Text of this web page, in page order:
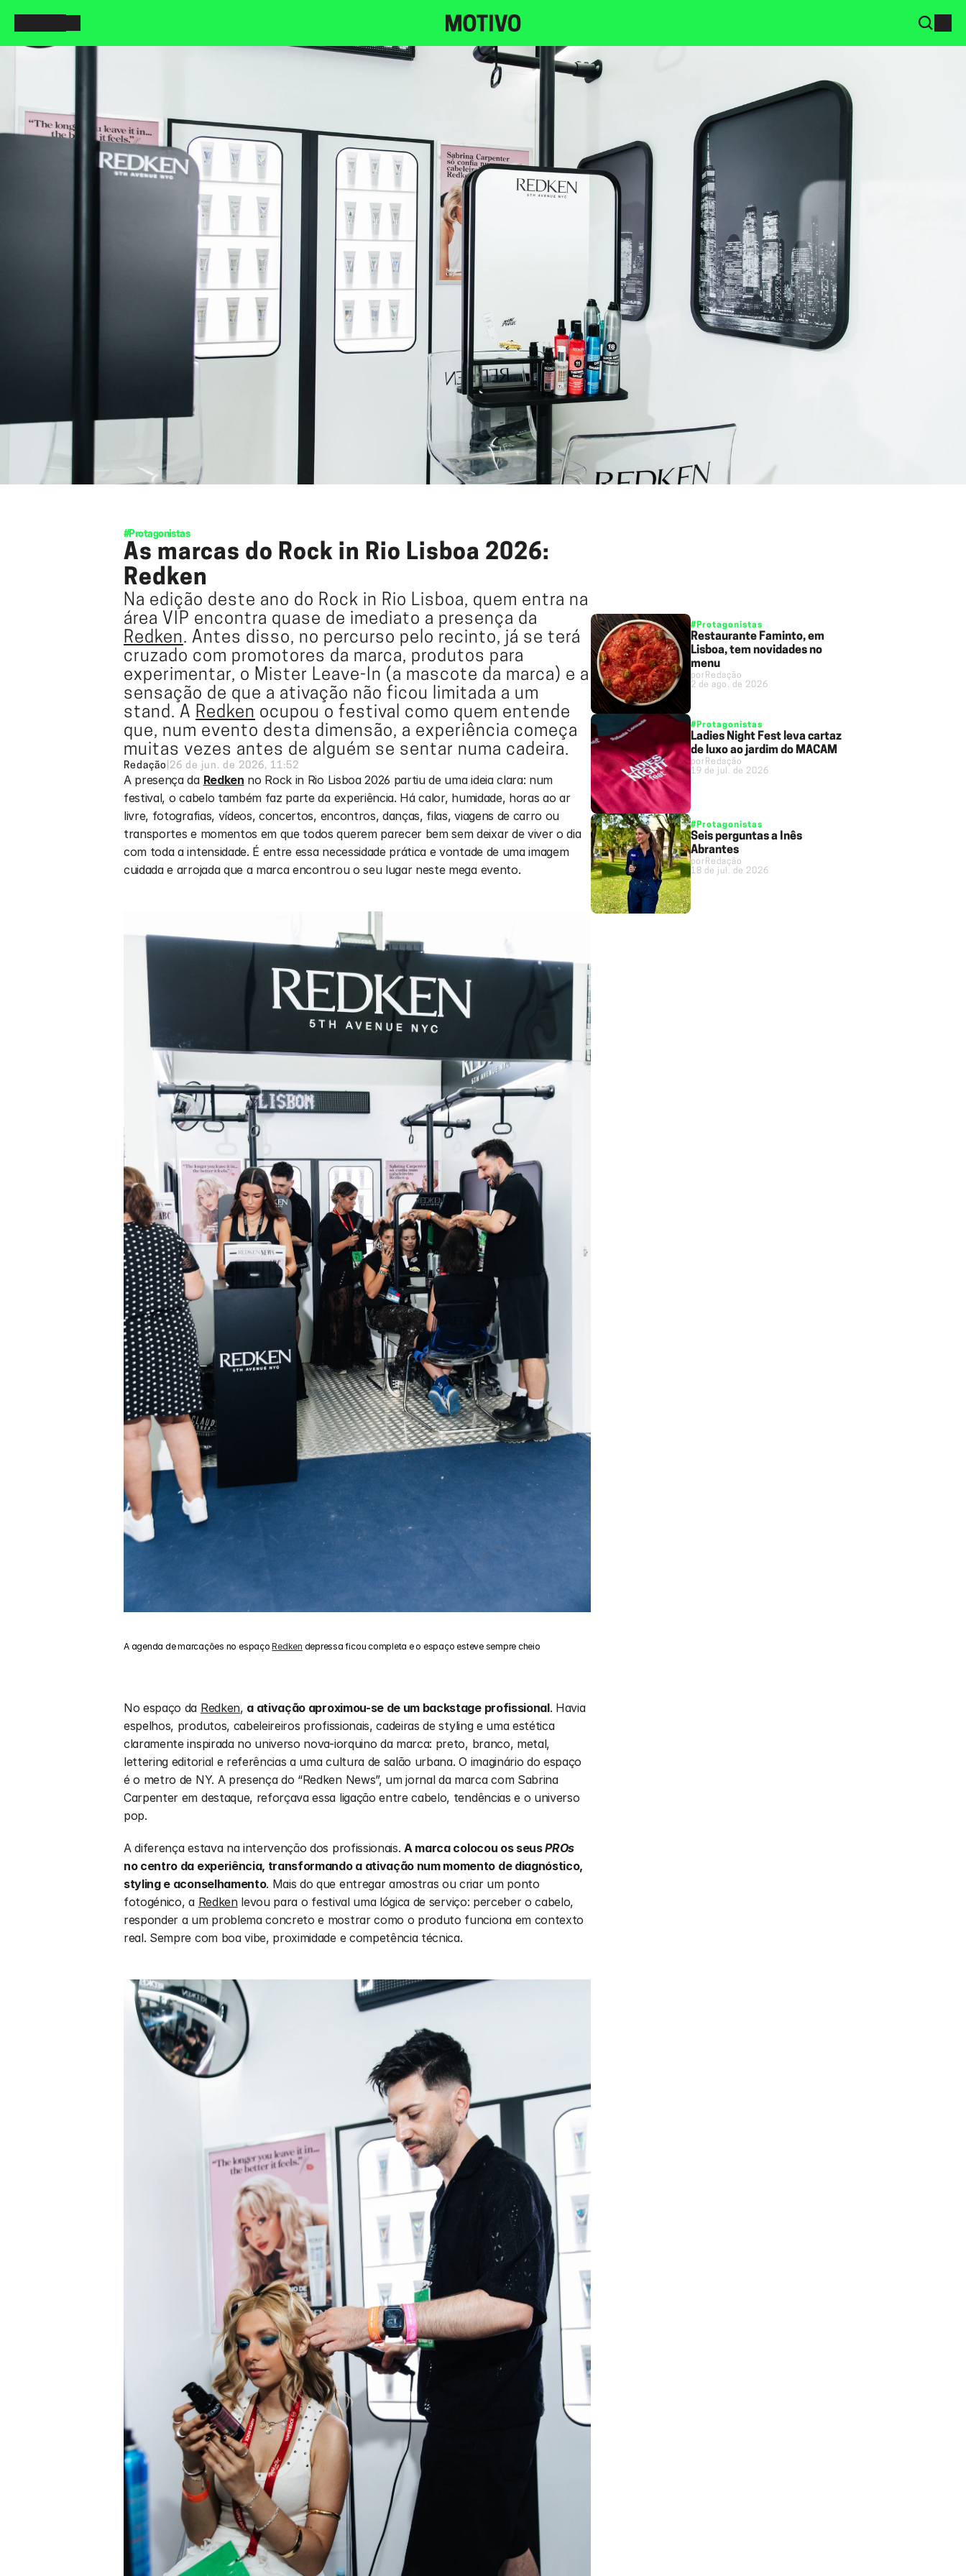
#Protagonistas
As marcas do Rock in Rio Lisboa 2026:
Redken
Na edição deste ano do Rock in Rio Lisboa, quem entra na
Redken. Antes disso, no percurso pelo recinto, já se terá
cruzado com promotores da marca, produtos para
experimentar, o Mister Leave-In (a mascote da marca) e a
sensação de que a ativação não ficou limitada a um
stand. A Redken ocupou o festival como quem entende
que, num evento desta dimensão, a experiência começa
muitas vezes antes de alguém se sentar numa cadeira.
Redação 26 de jun. de 2026, 11:52
A presença da Redken no Rock in Rio Lisboa 2026 partiu de uma ideia clara: num
festival, o cabelo também faz parte da experiência. Há calor, humidade, horas ao ar
livre, fotografias, vídeos, concertos, encontros, danças, filas, viagens de carro ou
transportes e momentos em que todos querem parecer bem sem deixar de viver o dia
com toda a intensidade. É entre essa necessidade prática e vontade de uma imagem
cuidada e arrojada que a marca encontrou o seu lugar neste mega evento.
A agenda de marcações no espaço Redken depressa ficou completa e o espaço esteve sempre cheio
No espaço da Redken, a ativação aproximou-se de um backstage profissional. Havia
espelhos, produtos, cabeleireiros profissionais, cadeiras de styling e uma estética
claramente inspirada no universo nova-iorquino da marca: preto, branco, metal,
lettering editorial e referências a uma cultura de salão urbana. O imaginário do espaço
é o metro de NY. A presença do “Redken News”, um jornal da marca com Sabrina
Carpenter em destaque, reforçava essa ligação entre cabelo, tendências e o universo
pop.
A diferença estava na intervenção dos profissionais. A marca colocou os seus PROs
no centro da experiência, transformando a ativação num momento de diagnóstico,
styling e aconselhamento. Mais do que entregar amostras ou criar um ponto
fotogénico, a Redken levou para o festival uma lógica de serviço: perceber o cabelo,
responder a um problema concreto e mostrar como o produto funciona em contexto
real. Sempre com boa vibe, proximidade e competência técnica.
#Protagonistas
Restaurante Faminto, em
Lisboa, tem novidades no
menu
por Redação
2 de ago. de 2026
#Protagonistas
Ladies Night Fest leva cartaz
de luxo ao jardim do MACAM
por Redação
19 de jul. de 2026
#Protagonistas
Seis perguntas a Inês
Abrantes
por Redação
18 de jul. de 2026